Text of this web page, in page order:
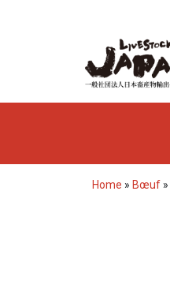
Home » Bœuf »